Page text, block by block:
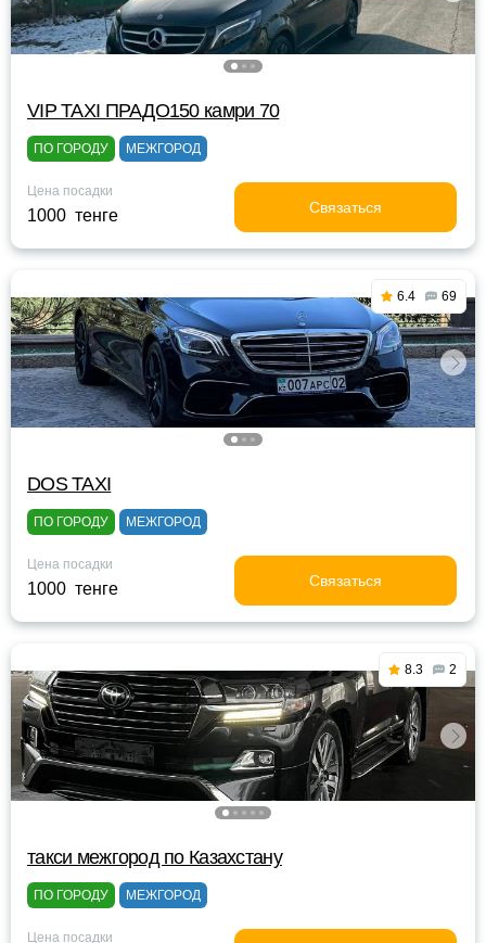
VIP TAXI ПРАДО150 камри 70
ПО ГОРОДУ МЕЖГОРОД
Цена посадки
1000 тенге Связаться
6.4 69
DOS TAXI
ПО ГОРОДУ МЕЖГОРОД
Цена посадки
1000 тенге Связаться
8.3 2
такси межгород по Казахстану
ПО ГОРОДУ МЕЖГОРОД
Цена посадки